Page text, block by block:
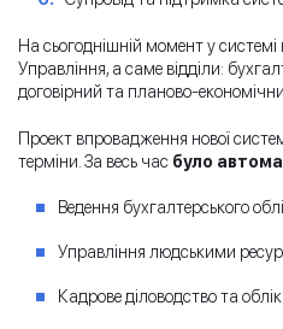
На сьогоднішній момент у
Управління, а саме відділи:
договірний та планово-
Проект впровадження нової
терміни. За весь час було
Ведення бухгалтерського
Управління людськими
Кадрове діловодство та